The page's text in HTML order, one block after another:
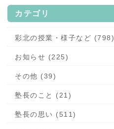
カテゴリ
彩北の授業・様子など (798)
お知らせ (225)
その他 (39)
塾長のこと (21)
塾長の思い (511)